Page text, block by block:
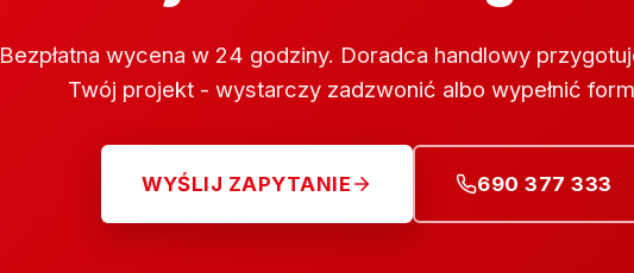
Bezpłatna wycena w 24 godziny. Doradca handlowy
Twój projekt - wystarczy zadzwonić albo wypełnić
WYŚLIJ ZAPYTANIE 690 377 333